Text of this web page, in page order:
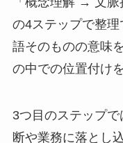
の4ステップで整
語そのものの意味
の中での位置付け
3つ目のステップ
断や業務に落とし